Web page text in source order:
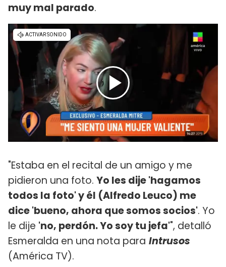
muy mal parado.
"Estaba en el recital de un amigo y me
pidieron una foto. Yo les dije 'hagamos
todos la foto' y él (Alfredo Leuco) me
dice 'bueno, ahora que somos socios'. Yo
le dije 'no, perdón. Yo soy tu jefa'", detalló
Esmeralda en una nota para Intrusos
(América TV).